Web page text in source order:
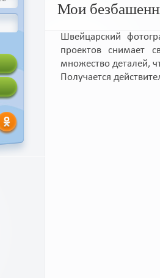
Мои
Швейцарский
проектов снимает
множество деталей,
Получается